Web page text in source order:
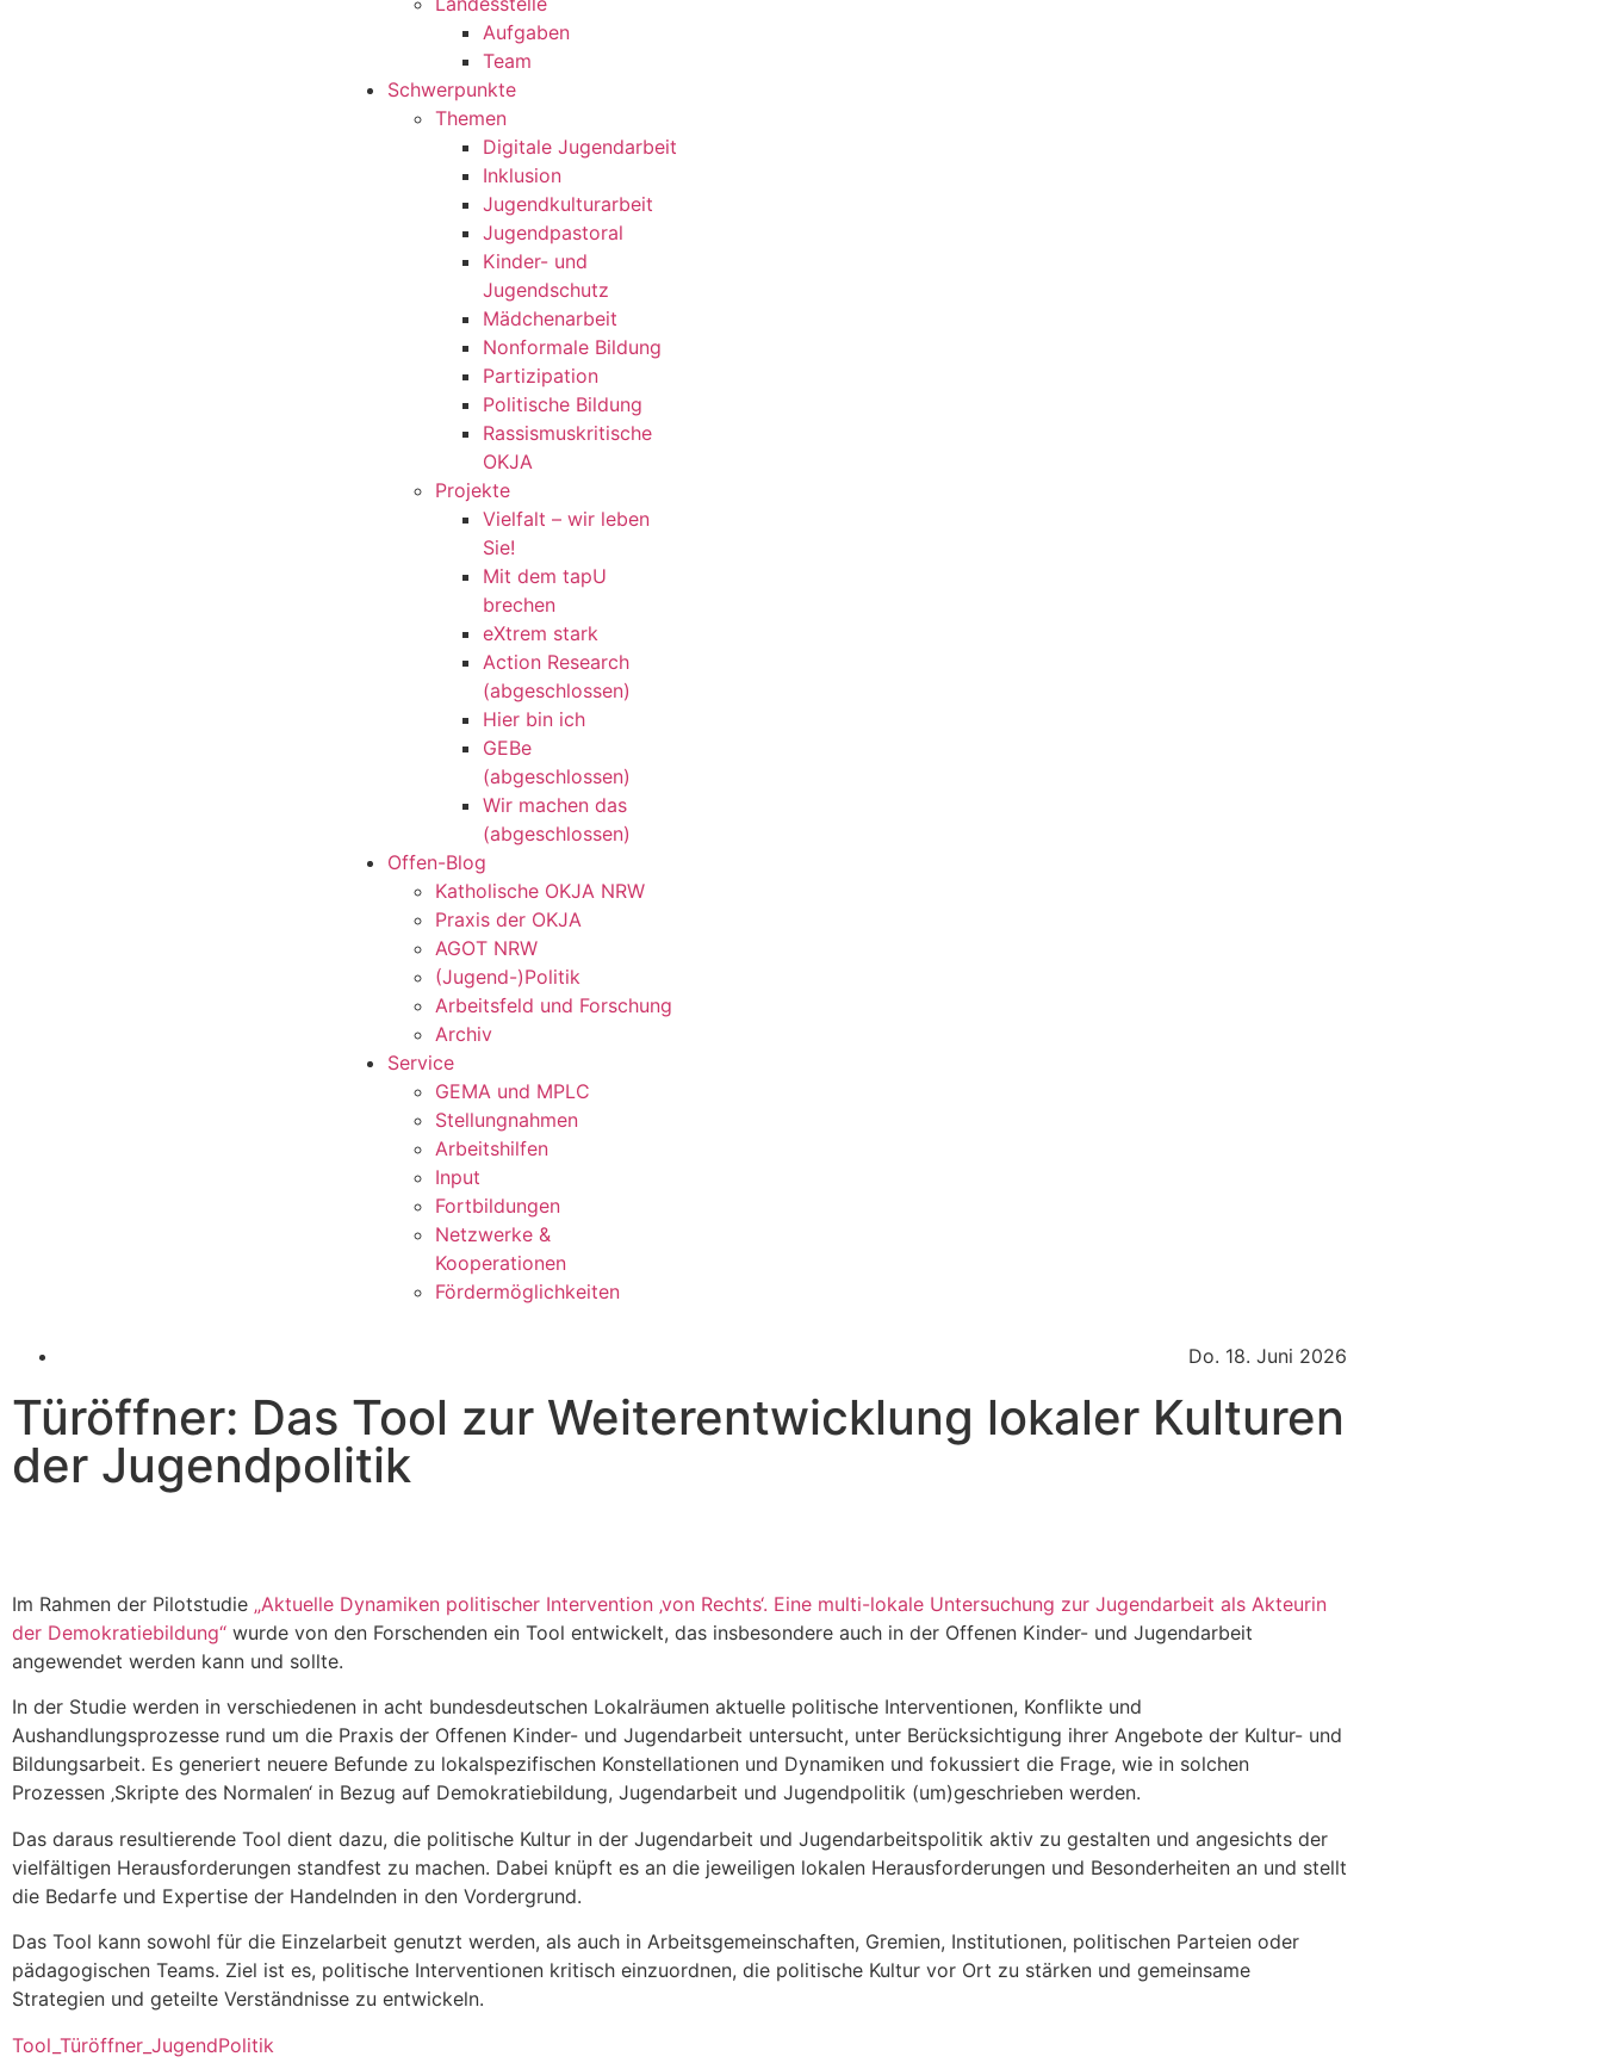
Aufgaben
Team
Schwerpunkte
Themen
Digitale Jugendarbeit
Inklusion
Jugendkulturarbeit
Jugendpastoral
Kinder- und
Jugendschutz
Mädchenarbeit
Nonformale Bildung
Partizipation
Politische Bildung
Rassismuskritische
OKJA
Projekte
Vielfalt – wir leben
Sie!
Mit dem tapU
brechen
eXtrem stark
Action Research
(abgeschlossen)
Hier bin ich
GEBe
(abgeschlossen)
Wir machen das
(abgeschlossen)
Offen-Blog
Katholische OKJA NRW
Praxis der OKJA
AGOT NRW
(Jugend-)Politik
Arbeitsfeld und Forschung
Archiv
Service
GEMA und MPLC
Stellungnahmen
Arbeitshilfen
Input
Fortbildungen
Netzwerke &
Kooperationen
Fördermöglichkeiten
Do. 18. Juni 2026
Türöffner: Das Tool zur Weiterentwicklung lokaler Kulturen
der Jugendpolitik
Im Rahmen der Pilotstudie „Aktuelle Dynamiken politischer Intervention ‚von Rechts‘. Eine multi-lokale Untersuchung zur Jugendarbeit als Akteurin
der Demokratiebildung“ wurde von den Forschenden ein Tool entwickelt, das insbesondere auch in der Offenen Kinder- und Jugendarbeit
angewendet werden kann und sollte.
In der Studie werden in verschiedenen in acht bundesdeutschen Lokalräumen aktuelle politische Interventionen, Konflikte und
Aushandlungsprozesse rund um die Praxis der Offenen Kinder- und Jugendarbeit untersucht, unter Berücksichtigung ihrer Angebote der Kultur- und
Bildungsarbeit. Es generiert neuere Befunde zu lokalspezifischen Konstellationen und Dynamiken und fokussiert die Frage, wie in solchen
Prozessen ‚Skripte des Normalen‘ in Bezug auf Demokratiebildung, Jugendarbeit und Jugendpolitik (um)geschrieben werden.
Das daraus resultierende Tool dient dazu, die politische Kultur in der Jugendarbeit und Jugendarbeitspolitik aktiv zu gestalten und angesichts der
vielfältigen Herausforderungen standfest zu machen. Dabei knüpft es an die jeweiligen lokalen Herausforderungen und Besonderheiten an und stellt
die Bedarfe und Expertise der Handelnden in den Vordergrund.
Das Tool kann sowohl für die Einzelarbeit genutzt werden, als auch in Arbeitsgemeinschaften, Gremien, Institutionen, politischen Parteien oder
pädagogischen Teams. Ziel ist es, politische Interventionen kritisch einzuordnen, die politische Kultur vor Ort zu stärken und gemeinsame
Strategien und geteilte Verständnisse zu entwickeln.
Tool_Türöffner_JugendPolitik